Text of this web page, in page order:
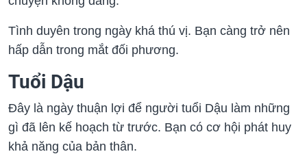
Tình duyên trong ngày khá thú vị. Bạn càng trở nên
hấp dẫn trong mắt đối phương.
Tuổi Dậu
Đây là ngày thuận lợi để người tuổi Dậu làm những
gì đã lên kế hoạch từ trước. Bạn có cơ hội phát huy
khả năng của bản thân.